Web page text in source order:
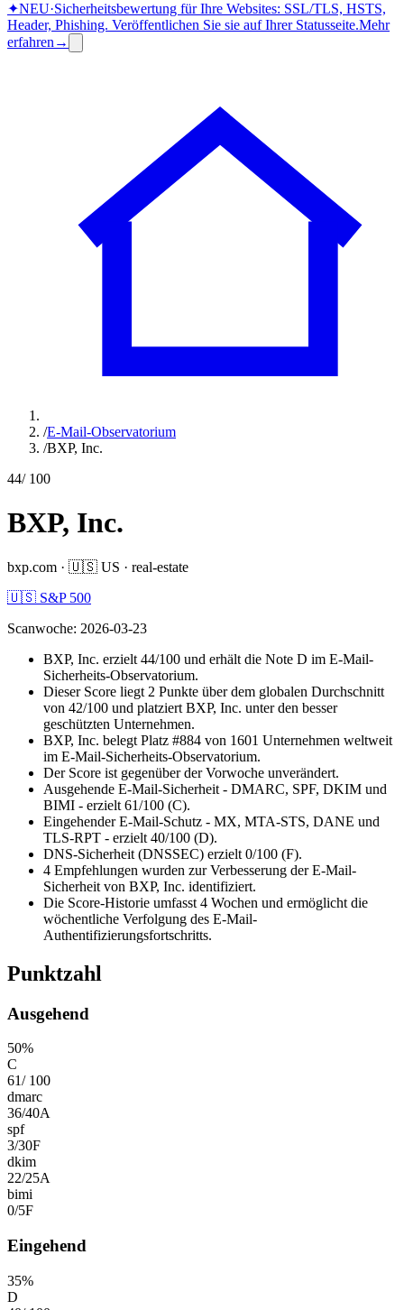
✦NEU·Sicherheitsbewertung für Ihre Websites: SSL/TLS, HSTS,
Header, Phishing. Veröffentlichen Sie sie auf Ihrer Statusseite.Mehr
erfahren →
/E-Mail-Observatorium
/BXP, Inc.
44/ 100
BXP, Inc.
bxp.com · 🇺🇸 US · real-estate
🇺🇸 S&P 500
Scanwoche: 2026-03-23
BXP, Inc. erzielt 44/100 und erhält die Note D im E-Mail-
Sicherheits-Observatorium.
Dieser Score liegt 2 Punkte über dem globalen Durchschnitt
von 42/100 und platziert BXP, Inc. unter den besser
geschützten Unternehmen.
BXP, Inc. belegt Platz #884 von 1601 Unternehmen weltweit
im E-Mail-Sicherheits-Observatorium.
Der Score ist gegenüber der Vorwoche unverändert.
Ausgehende E-Mail-Sicherheit - DMARC, SPF, DKIM und
BIMI - erzielt 61/100 (C).
Eingehender E-Mail-Schutz - MX, MTA-STS, DANE und
TLS-RPT - erzielt 40/100 (D).
DNS-Sicherheit (DNSSEC) erzielt 0/100 (F).
4 Empfehlungen wurden zur Verbesserung der E-Mail-
Sicherheit von BXP, Inc. identifiziert.
Die Score-Historie umfasst 4 Wochen und ermöglicht die
wöchentliche Verfolgung des E-Mail-
Authentifizierungsfortschritts.
Punktzahl
Ausgehend
50%
C
61/ 100
dmarc
36/40A
spf
3/30F
dkim
22/25A
bimi
0/5F
Eingehend
35%
D